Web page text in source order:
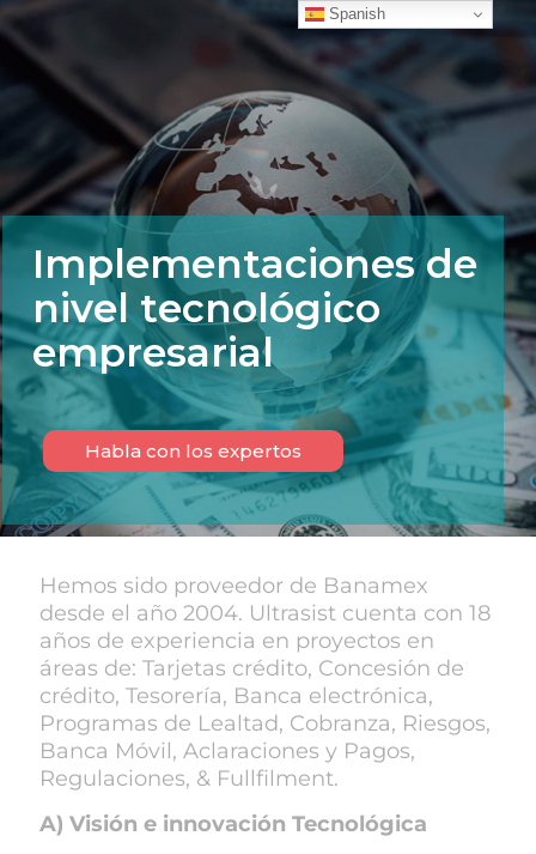
Implementaciones de
nivel tecnológico
empresarial
Habla con los expertos
Hemos sido proveedor de Banamex
desde el año 2004. Ultrasist cuenta con 18
años de experiencia en proyectos en
áreas de: Tarjetas crédito, Concesión de
crédito, Tesorería, Banca electrónica,
Programas de Lealtad, Cobranza, Riesgos,
Banca Móvil, Aclaraciones y Pagos,
Regulaciones, & Fullfilment.
A) Visión e innovación Tecnológica
Spanish